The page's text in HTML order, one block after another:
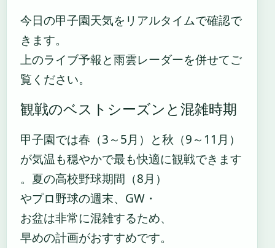
今日の甲子園天気をリアルタイムで確認で
きます。
上のライブ予報と雨雲レーダーを併せてご
覧ください。
観戦のベストシーズンと混雑時期
甲子園では春（3～5月）と秋（9～11月）
が気温も穏やかで最も快適に観戦できます
。夏の高校野球期間（8月）
やプロ野球の週末、GW・
お盆は非常に混雑するため、
早めの計画がおすすめです。